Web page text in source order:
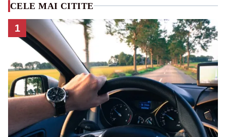
CELE MAI CITITE
1